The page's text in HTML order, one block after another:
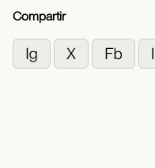
Compartir